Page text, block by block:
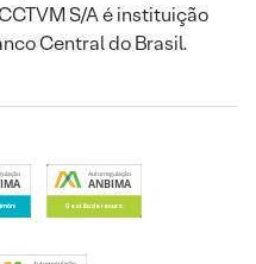
S/A é instituição
Central do Brasil.